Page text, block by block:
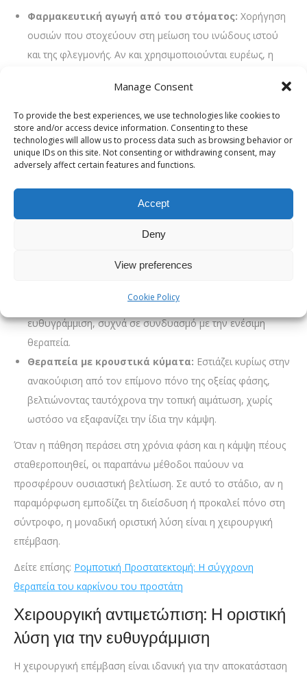
Manage Consent
To provide the best experiences, we use technologies like cookies to
store and/or access device information. Consenting to these
technologies will allow us to process data such as browsing behavior or
unique IDs on this site. Not consenting or withdrawing consent, may
adversely affect certain features and functions.
Accept
Deny
View preferences
Cookie Policy
Φαρμακευτική αγωγή από του στόματος: Χορήγηση
ουσιών που στοχεύουν στη μείωση του ινώδους ιστού
και της φλεγμονής. Αν και χρησιμοποιούνται ευρέως, η
κάμψης είναι περιορισμένη.
Ενδοβλαβικές ενέσεις: Πρόκειται για την έγχυση
φαρμάκων απευθείας μέσα στην ινώδη πλάκα.
Χρησιμοποιούνται ουσίες όπως η βεραπαμίλη ή ειδικά
ένζυμα που διασπούν το συσσωρευμένο κολλαγόνο. Οι
ενέσεις αυτές μπορούν να μαλακώσουν την πλάκα και να
μειώσουν τη γωνίωση, απαιτούν όμως πολλαπλές
που εφαρμόζονται από τον ίδιο τον ασθενή για μερικές
στην επιμήκυνση του ιστού και στη σταδιακή
ευθυγράμμιση, συχνά σε συνδυασμό με την ενέσιμη
θεραπεία.
Θεραπεία με κρουστικά κύματα: Εστιάζει κυρίως στην
ανακούφιση από τον επίμονο πόνο της οξείας φάσης,
βελτιώνοντας ταυτόχρονα την τοπική αιμάτωση, χωρίς
ωστόσο να εξαφανίζει την ίδια την κάμψη.
Όταν η πάθηση περάσει στη χρόνια φάση και η κάμψη πέους
σταθεροποιηθεί, οι παραπάνω μέθοδοι παύουν να
προσφέρουν ουσιαστική βελτίωση. Σε αυτό το στάδιο, αν η
παραμόρφωση εμποδίζει τη διείσδυση ή προκαλεί πόνο στη
σύντροφο, η μοναδική οριστική λύση είναι η χειρουργική
επέμβαση.
Δείτε επίσης: Ρομποτική Προστατεκτομή: Η σύγχρονη
θεραπεία του καρκίνου του προστάτη
Χειρουργική αντιμετώπιση: Η οριστική
λύση για την ευθυγράμμιση
Η χειρουργική επέμβαση είναι ιδανική για την αποκατάσταση